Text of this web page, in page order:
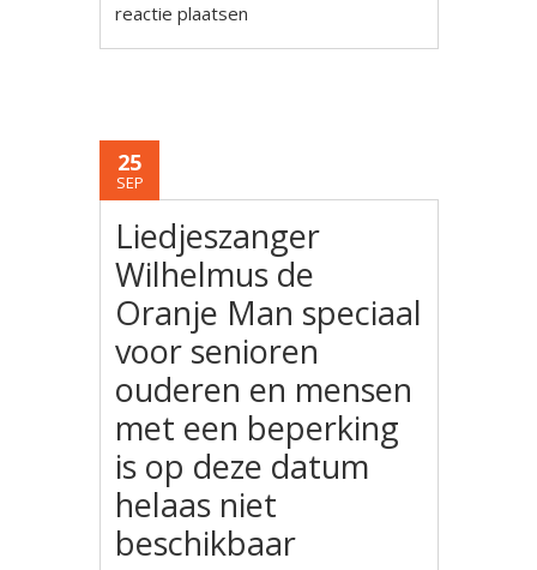
reactie plaatsen
25
SEP
Liedjeszanger
Wilhelmus de
Oranje Man speciaal
voor senioren
ouderen en mensen
met een beperking
is op deze datum
helaas niet
beschikbaar